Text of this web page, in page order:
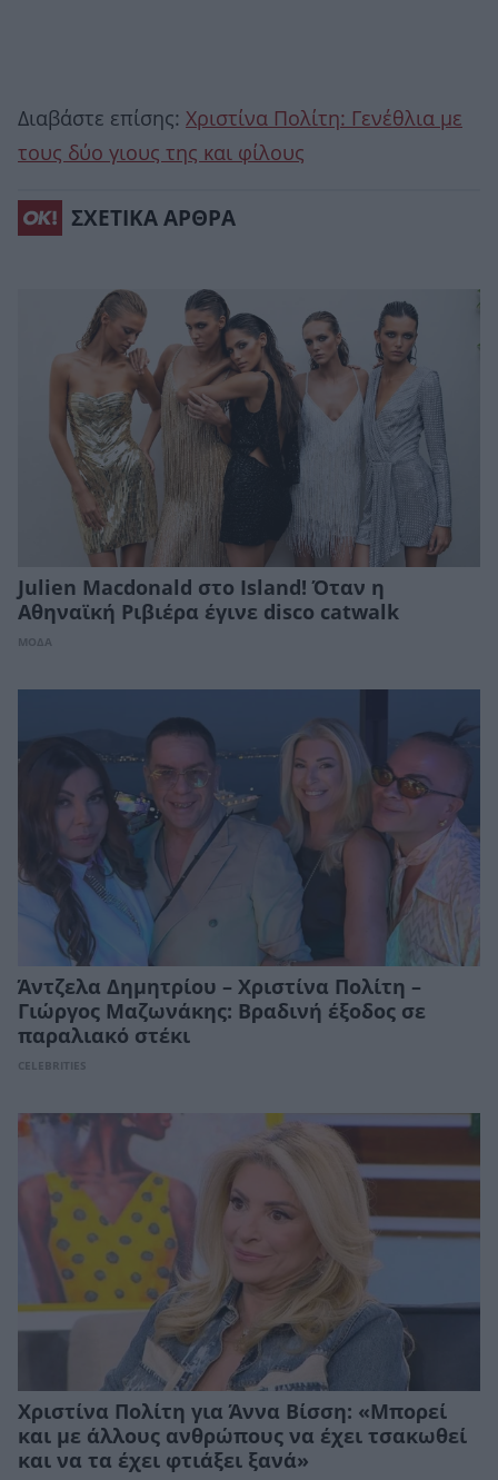
Διαβάστε επίσης: Χριστίνα Πολίτη: Γενέθλια με
τους δύο γιους της και φίλους
ΣΧΕΤΙΚΑ ΑΡΘΡΑ
Julien Macdonald στο Island! Όταν η
Αθηναϊκή Ριβιέρα έγινε disco catwalk
ΜΟΔΑ
Άντζελα Δημητρίου – Χριστίνα Πολίτη –
Γιώργος Μαζωνάκης: Βραδινή έξοδος σε
παραλιακό στέκι
CELEBRITIES
Χριστίνα Πολίτη για Άννα Βίσση: «Μπορεί
και με άλλους ανθρώπους να έχει τσακωθεί
και να τα έχει φτιάξει ξανά»